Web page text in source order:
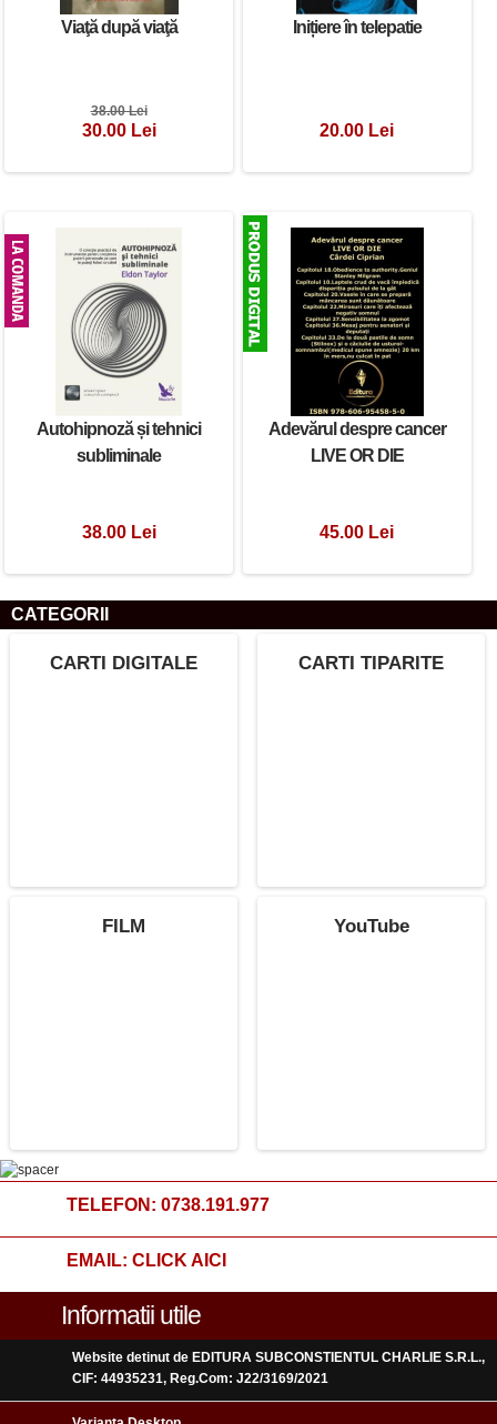
Privarea de somn prin
50.00 Lei
Viaţă după viaţă
38.00 Lei
30.00 Lei
Inițiere în telepatie
20.00 Lei
Autohipnoză și tehnici
subliminale
38.00 Lei
Adevărul despre cancer
LIVE OR DIE
45.00 Lei
CATEGORII
CARTI DIGITALE CARTI TIPARITE
FILM YouTube
TELEFON: 0738.191.977
EMAIL: CLICK AICI
Informatii utile
Website detinut de EDITURA SUBCONSTIENTUL CHARLIE S.R.L.,
CIF: 44935231, Reg.Com: J22/3169/2021